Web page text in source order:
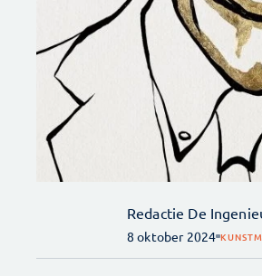
Redactie De
8 oktober 2024